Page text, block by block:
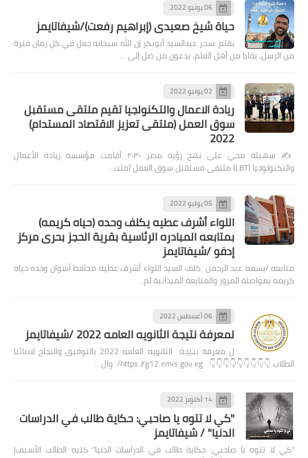
06 يونيو 2022
حياة شيخ صعيدى (إبراهيم رفعت)/شيفاتايمز
بقلم :سحر عبدالسيد أبوبكر إن الله سبحانه جعل في كل زمان فترة
من الرسل، بقايا من أهل العلم، يدعون من ضل إلى …
02 يونيو 2022
ريادة الاعمال والتكنولجيا تقيم ملتقى مستقبل
سوق العمل (ملتقى تعزيز الاقتصاد المستدام)
2022
✍️ سهيلة محي على نهج رؤية مصر ٢٠٣٠ أقامت مؤسسة ريادة الأعمال
والتكنولوجيا (LBT) ملتقى مستقبل سوق العمل (ملت…
05 يوليو 2022
اللواء أشرف عطيه يكلف وحده (حياه كريمه)
بمتابعه المبادره الرئاسية بقرية الحجز بحرى مركز
إدفو /شيفاتايمز
متابعه /بسمه عبد الرحمن كلف السيد اللواء أشرف عطيه محافظ أسوان وحده حياه
كريمه بمواصلة المرور والمتابعة الميدانية لم…
06 أغسطس 2022
لمعرفة نتيجة الثانويه العامه 2022 /شيفاتايمز
ل معرفة نتيجة الثانويه العامه 2022 بالتوفيق والنجاح لابنائنا
الطلاب 👇👇👇👇👇👇👇👇👇 https://g12.emis.gov.eg/ وال…
14 أكتوبر 2022
"كي لا تتوه يا صاحبي: حكاية طالب في الدراسات
الدنيا" / شيفاتايمز
"كي لا تتوه يا صاحبي: حكاية طالب في الدراسات الدنيا" كتبه الطالب الأسيف|